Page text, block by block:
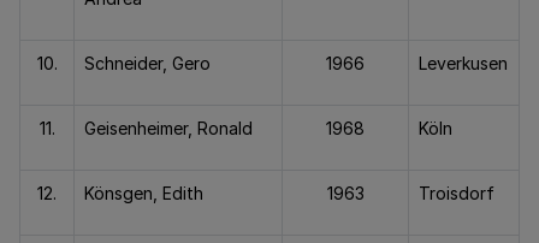
10. Schneider, Gero 1966 Leverkusen
11. Geisenheimer, Ronald 1968 Köln
12. Könsgen, Edith 1963 Troisdorf